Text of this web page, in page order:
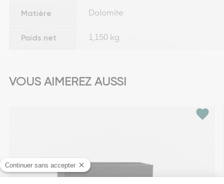
Matière Dolomite
Poids net 1,150 kg
VOUS AIMEREZ AUSSI
favorite